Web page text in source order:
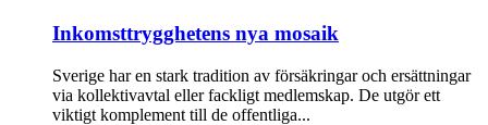
Inkomsttrygghetens nya mosaik
Sverige har en stark tradition av försäkringar och ersättningar
via kollektivavtal eller fackligt medlemskap. De utgör ett
viktigt komplement till de offentliga...